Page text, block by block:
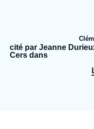
cité par Jeanne
Cers dans